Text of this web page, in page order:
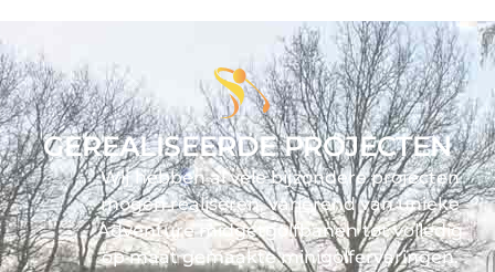
GEREALISEERDE PROJECTEN
Wij hebben al vele bijzondere projecten
mogen realiseren, variërend van unieke
Adventure midgetgolfbanen tot volledig
op maat gemaakte minigolfervaringen.